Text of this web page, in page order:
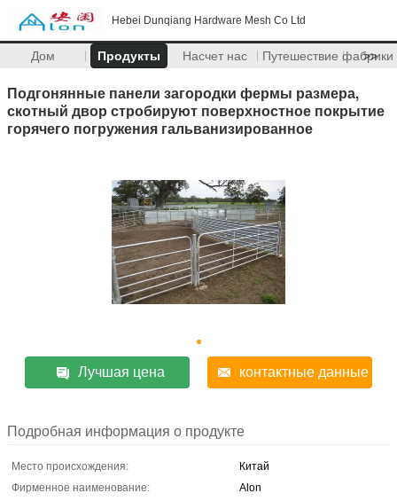
Hebei Dunqiang Hardware Mesh Co Ltd
Дом Продукты Насчет нас Путешествие фабрики
>>
Подгонянные панели загородки фермы размера,
скотный двор стробируют поверхностное покрытие
горячего погружения гальванизированное
Лучшая цена контактные данные
Подробная информация о продукте
Место происхождения:
Китай
Фирменное наименование:
Alon